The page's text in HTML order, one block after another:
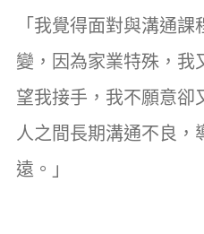
「我覺得面對與溝通
變，因為家業特殊，我
望我接手，我不願意卻
人之間長期溝通不良，
遠。」